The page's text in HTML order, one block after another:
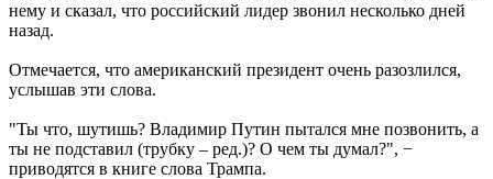
нему и сказал, что российский лидер звонил несколько дней
назад.
Отмечается, что американский президент очень разозлился,
услышав эти слова.
"Ты что, шутишь? Владимир Путин пытался мне позвонить, а
ты не подставил (трубку – ред.)? О чем ты думал?", −
приводятся в книге слова Трампа.